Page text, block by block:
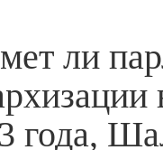
ли
года,